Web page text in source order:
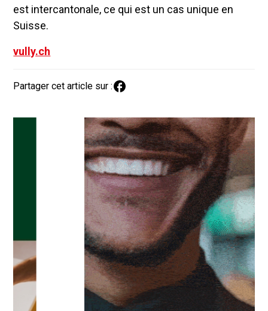
est intercantonale, ce qui est un cas unique en
Suisse.
vully.ch
Partager cet article sur :